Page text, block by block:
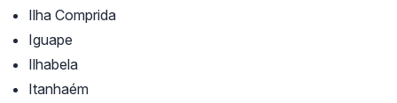
Ilha Comprida
Iguape
Ilhabela
Itanhaém